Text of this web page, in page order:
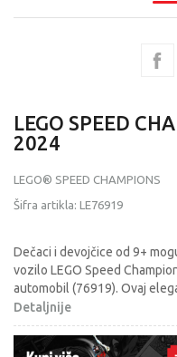
LEGO SPEED
2024
LEGO® SPEED CHAMPIONS
Šifra artikla: LE76919
Dečaci i devojčice od 9+
vozilo LEGO Speed
automobil (76919). Ovaj
Detaljnije